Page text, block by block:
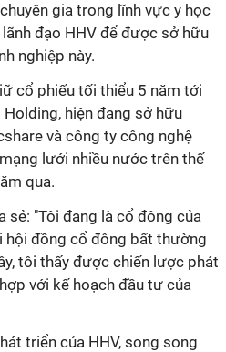
gia trong lĩnh vực y học
đạo HHV để được sở hữu
nghiệp này.
cổ phiếu tối thiểu 5 năm tới
hiện đang sở hữu
và công ty công nghệ
lưới nhiều nước trên thế
qua.
sẻ: "Tôi đang là cổ đông của
hội đồng cổ đông bất thường
tôi thấy được chiến lược phát
với kế hoạch đầu tư của
triển của HHV, song song